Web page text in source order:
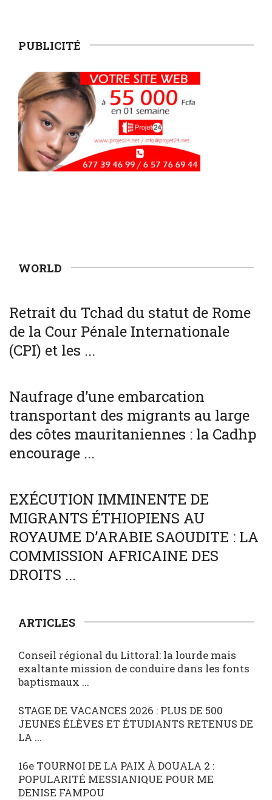
PUBLICITÉ
WORLD
Retrait du Tchad du statut de Rome
de la Cour Pénale Internationale
(CPI) et les ...
Naufrage d’une embarcation
transportant des migrants au large
des côtes mauritaniennes : la Cadhp
encourage ...
SOCIÉTÉ
EXÉCUTION IMMINENTE DE
MIGRANTS ÉTHIOPIENS AU
ROYAUME D’ARABIE SAOUDITE : LA
COMMISSION AFRICAINE DES
DROITS ...
ARTICLES
Conseil régional du Littoral: la lourde mais
exaltante mission de conduire dans les fonts
baptismaux ...
STAGE DE VACANCES 2026 : PLUS DE 500
JEUNES ÉLÈVES ET ÉTUDIANTS RETENUS DE
LA ...
16e TOURNOI DE LA PAIX À DOUALA 2 :
POPULARITÉ MESSIANIQUE POUR ME
DENISE FAMPOU